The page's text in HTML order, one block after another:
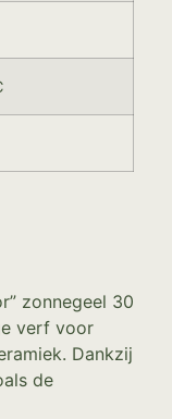
zonnegeel 30
verf voor
Dankzij
de